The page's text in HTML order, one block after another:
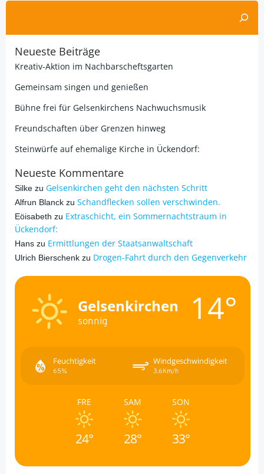
Neueste Beiträge
Kreativ-Aktion im Nachbarscheftsgarten
Gemeinsam singen und genießen
Bühne frei für Gelsenkirchens Nachwuchsmusik
Freundschaften über Grenzen hinweg
Steinwürfe auf ehemalige Kirche in Ückendorf:
Neueste Kommentare
Silke zu Gelsenkirchen geht den nächsten Schritt
Alfrun Blanck zu Schandflecken sollen verschwinden.
Eöisabeth zu Extraschicht, ein Sommernachtstraum in
Ückendorf:
Hans zu Ermittlungen der Staatsanwaltschaft
Ulrich Bierschenk zu Drogen-Fahrt durch den Gegenverkehr
Gelsenkirchen
sonnig 14°
Feuchtigkeit
65%
Windgeschwindigkeit
3.6Km/h
FRE
24°
SAM
28°
SON
33°